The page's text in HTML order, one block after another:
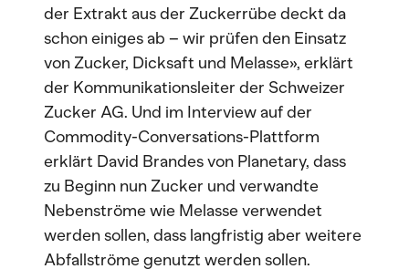
der Extrakt aus der Zuckerrübe deckt da
schon einiges ab – wir prüfen den Einsatz
von Zucker, Dicksaft und Melasse», erklärt
der Kommunikationsleiter der Schweizer
Zucker AG. Und im Interview auf der
Commodity-Conversations-Plattform
erklärt David Brandes von Planetary, dass
zu Beginn nun Zucker und verwandte
Nebenströme wie Melasse verwendet
werden sollen, dass langfristig aber weitere
Abfallströme genutzt werden sollen.